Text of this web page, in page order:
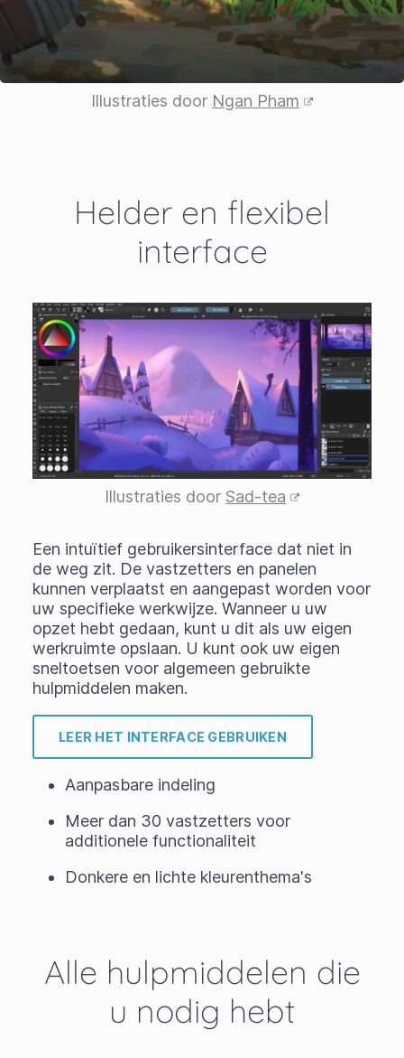
Illustraties door Ngan Pham
Helder en flexibel
interface
Illustraties door Sad-tea
Een intuïtief gebruikersinterface dat niet in
de weg zit. De vastzetters en panelen
kunnen verplaatst en aangepast worden voor
uw specifieke werkwijze. Wanneer u uw
opzet hebt gedaan, kunt u dit als uw eigen
werkruimte opslaan. U kunt ook uw eigen
sneltoetsen voor algemeen gebruikte
hulpmiddelen maken.
LEER HET INTERFACE GEBRUIKEN
Aanpasbare indeling
Meer dan 30 vastzetters voor
additionele functionaliteit
Donkere en lichte kleurenthema's
Alle hulpmiddelen die
u nodig hebt